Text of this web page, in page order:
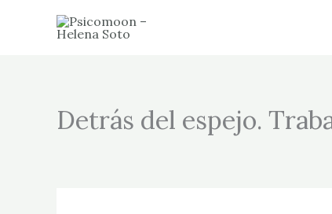
Detrás del espejo.